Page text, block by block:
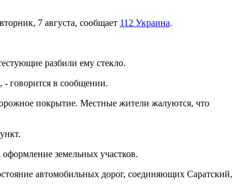
7 августа, сообщает 112 Украина.
разбили ему стекло.
говорится в сообщении.
покрытие. Местные жители жалуются, что
земельных участков.
автомобильных дорог, соединяющих Саратский,